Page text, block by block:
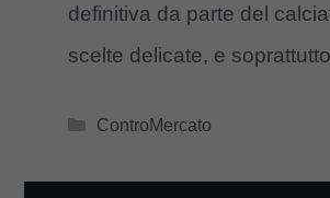
definitiva da parte del
scelte delicate, e
Categorie
ControMercato